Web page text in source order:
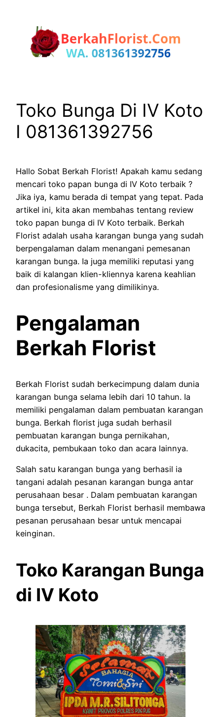
Toko Bunga Di IV Koto
I 081361392756
Hallo Sobat Berkah Florist! Apakah kamu sedang
mencari toko papan bunga di IV Koto terbaik ?
Jika iya, kamu berada di tempat yang tepat. Pada
artikel ini, kita akan membahas tentang review
toko papan bunga di IV Koto terbaik. Berkah
Florist adalah usaha karangan bunga yang sudah
berpengalaman dalam menangani pemesanan
karangan bunga. Ia juga memiliki reputasi yang
baik di kalangan klien-kliennya karena keahlian
dan profesionalisme yang dimilikinya.
Pengalaman
Berkah Florist
Berkah Florist sudah berkecimpung dalam dunia
karangan bunga selama lebih dari 10 tahun. Ia
memiliki pengalaman dalam pembuatan karangan
bunga. Berkah florist juga sudah berhasil
pembuatan karangan bunga pernikahan,
dukacita, pembukaan toko dan acara lainnya.
Salah satu karangan bunga yang berhasil ia
tangani adalah pesanan karangan bunga antar
perusahaan besar . Dalam pembuatan karangan
bunga tersebut, Berkah Florist berhasil membawa
pesanan perusahaan besar untuk mencapai
keinginan.
Toko Karangan Bunga
di IV Koto